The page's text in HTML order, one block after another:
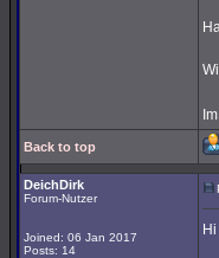
Back to top
DeichDirk
Forum-Nutzer
Joined: 06 Jan 2017
Posts: 14